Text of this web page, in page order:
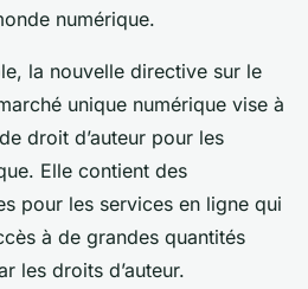
numérique.
la nouvelle directive sur le
unique numérique vise à
droit d’auteur pour les
Elle contient des
pour les services en ligne qui
à de grandes quantités
les droits d’auteur.